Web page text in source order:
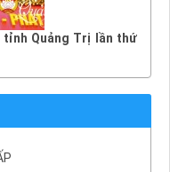
Quảng Trị lần thứ